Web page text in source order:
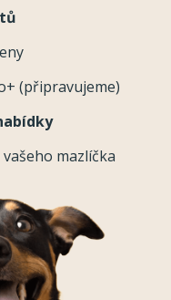
(připravujeme)
mazlíčka